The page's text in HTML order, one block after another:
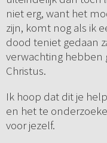
niet erg, want het
zijn, komt nog als ik
dood teniet gedaan
verwachting hebben
Christus.
Ik hoop dat dit je
en het te
voor jezelf.